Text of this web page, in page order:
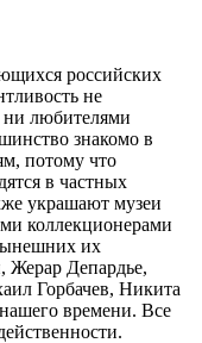
российских
не
ни любителями
знакомо в
потому что
в частных
украшают музеи
коллекционерами
их
Жерар Депардье,
Горбачев, Никита
времени. Все